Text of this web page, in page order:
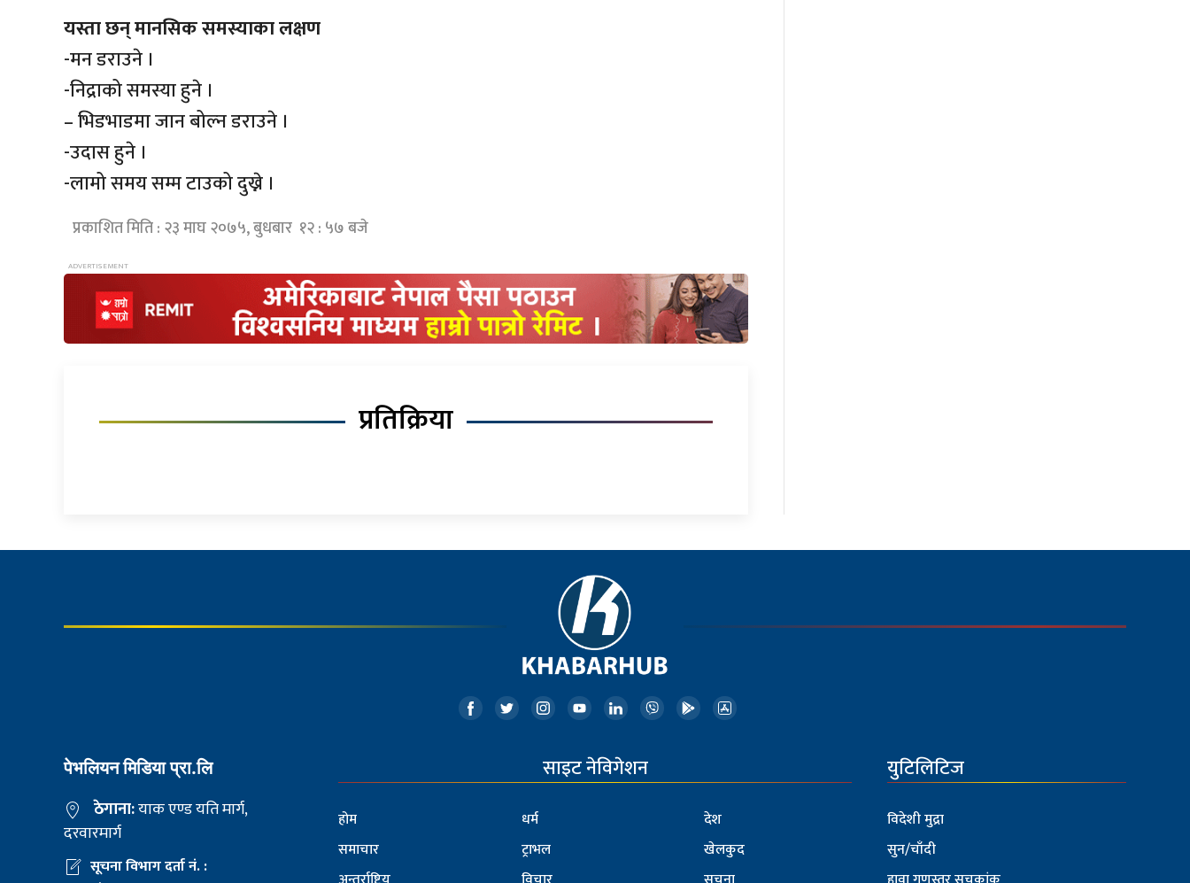
यस्ता छन् मानसिक समस्याका लक्षण
-मन डराउने ।
-निद्राको समस्या हुने ।
– भिडभाडमा जान बोल्न डराउने ।
-उदास हुने ।
-लामो समय सम्म टाउको दुख्ने ।
प्रकाशित मिति : २३ माघ २०७५, बुधबार १२ : ५७ बजे
प्रतिक्रिया
पेभलियन मिडिया प्रा.लि
ठेगाना:याक एण्ड यति मार्ग,
दरवारमार्ग
सूचना विभाग दर्ता नं. :
साइट नेविगेशन
होम
समाचार
धर्म
ट्राभल
देश
खेलकुद
युटिलिटिज
विदेशी मुद्रा
सुन/चाँदी